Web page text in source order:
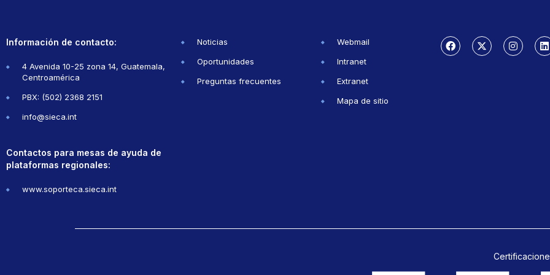
Información de contacto:
4 Avenida 10-25 zona 14, Guatemala,
Centroamérica
PBX: (502) 2368 2151
info@sieca.int
Contactos para mesas de ayuda de
plataformas regionales:
www.soporteca.sieca.int
Noticias
Oportunidades
Preguntas frecuentes
Webmail
Intranet
Extranet
Mapa de sitio